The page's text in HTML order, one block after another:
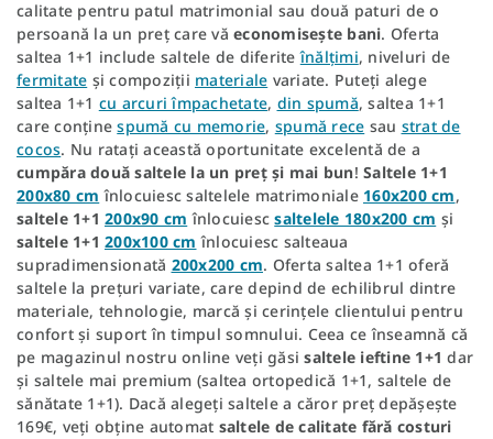
calitate pentru patul matrimonial sau două paturi de o
persoană la un preț care vă economisește bani. Oferta
saltea 1+1 include saltele de diferiteînălțimi, niveluri de
fermitate și compoziții materiale variate. Puteți alege
saltea 1+1 cu arcuri împachetate, din spumă, saltea 1+1
care conținespumă cu memorie, spumă rece sau strat de
cocos. Nu ratați această oportunitate excelentă de a
cumpăra două saltele la un preț și mai bun! Saltele 1+1
200x80 cm înlocuiesc saltelele matrimoniale 160x200 cm,
saltele 1+1 200x90 cm înlocuiescsaltelele 180x200 cm și
saltele 1+1 200x100 cm înlocuiesc salteaua
supradimensionată 200x200 cm. Oferta saltea 1+1 oferă
saltele la prețuri variate, care depind de echilibrul dintre
materiale, tehnologie, marcă și cerințele clientului pentru
confort și suport în timpul somnului. Ceea ce înseamnă că
pe magazinul nostru online veți găsisaltele ieftine 1+1 dar
și saltele mai premium (saltea ortopedică 1+1, saltele de
sănătate 1+1). Dacă alegeți saltele a căror preț depășește
169€, veți obține automat saltele de calitate fără costuri